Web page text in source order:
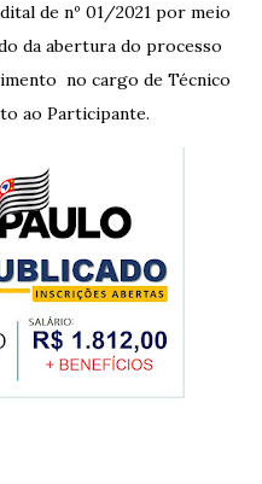
de nº 01/2021 por meio
da abertura do processo
no cargo de Técnico
ao Participante.